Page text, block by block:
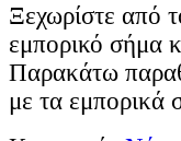
Ξεχωρίστε από
εμπορικό σήμα
Παρακάτω
με τα εμπορικά